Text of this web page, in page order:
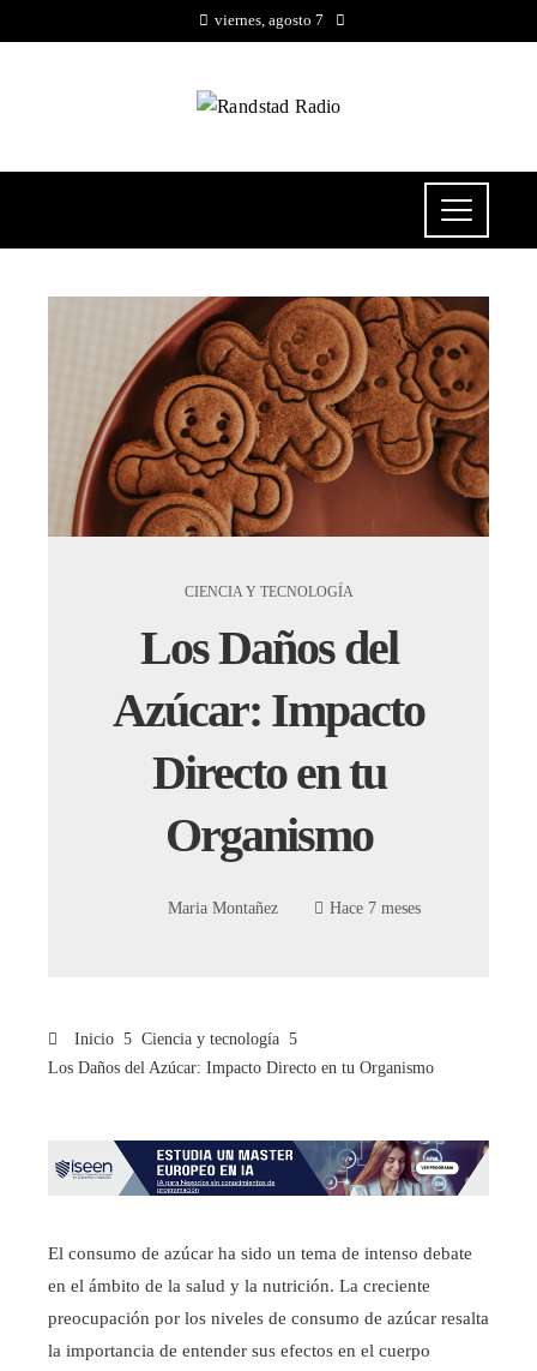
viernes, agosto 7
CIENCIA Y TECNOLOGÍA
Los Daños del
Azúcar: Impacto
Directo en tu
Organismo
Maria Montañez Hace 7 meses
Inicio
Ciencia y tecnología
Los Daños del Azúcar: Impacto Directo en tu Organismo
El consumo de azúcar ha sido un tema de intenso debate
en el ámbito de la salud y la nutrición. La creciente
preocupación por los niveles de consumo de azúcar resalta
la importancia de entender sus efectos en el cuerpo